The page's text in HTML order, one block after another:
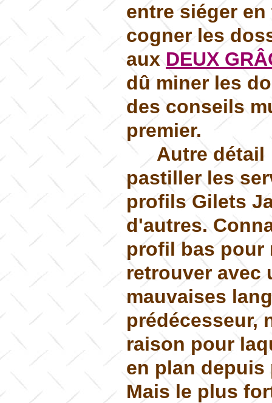
entre siéger
cogner les
auxDEUX
dû miner les
des conseils
premier.
Autre
pastiller les
profils Gilets
d'autres.
profil bas pour
retrouver avec
mauvaises
prédécesseur,
raison pour
en plan depuis
Mais le plus